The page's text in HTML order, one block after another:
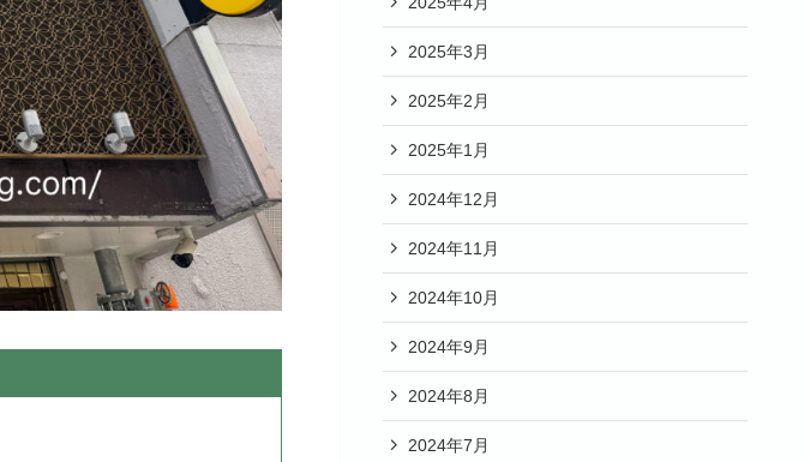
2025年3月
2025年2月
2025年1月
2024年12月
2024年11月
2024年10月
2024年9月
2024年8月
2024年7月